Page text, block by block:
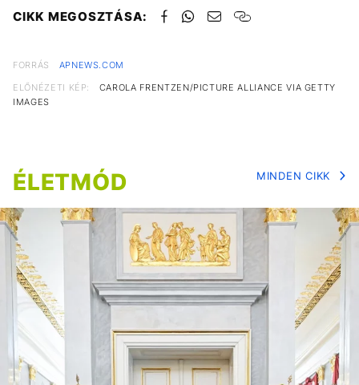
CIKK MEGOSZTÁSA:
FORRÁS
APNEWS.COM
ELŐNÉZETI KÉP:
CAROLA FRENTZEN/PICTURE ALLIANCE VIA GETTY
IMAGES
ÉLETMÓD MINDEN CIKK